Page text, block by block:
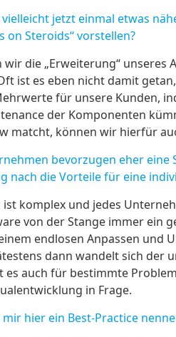
vielleicht jetzt einmal etwas
on Steroids“ vorstellen?
die „Erweiterung“ unseres
ist es eben nicht damit
für unsere Kunden,
der Komponenten
matcht, können wir hierfür
bevorzugen eher
nach die Vorteile für eine
komplex und jedes
von der Stange immer ein
endlosen Anpassen und
dann wandelt sich der
es auch für bestimmte
in Frage.
mir hier ein Best-Practice